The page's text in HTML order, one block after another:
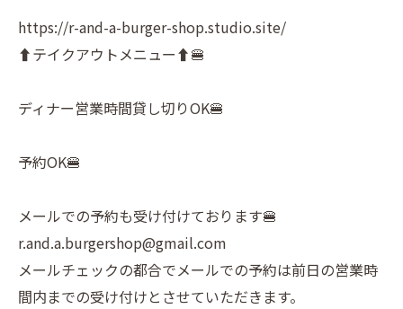
https://r-and-a-burger-shop.studio.site/
⬆️テイクアウトメニュー⬆️🍔
ディナー営業時間貸し切りOK🍔
予約OK🍔
メールでの予約も受け付けております🍔
r.and.a.burgershop@gmail.com
メールチェックの都合でメールでの予約は前日の営業時
間内までの受け付けとさせていただきます。